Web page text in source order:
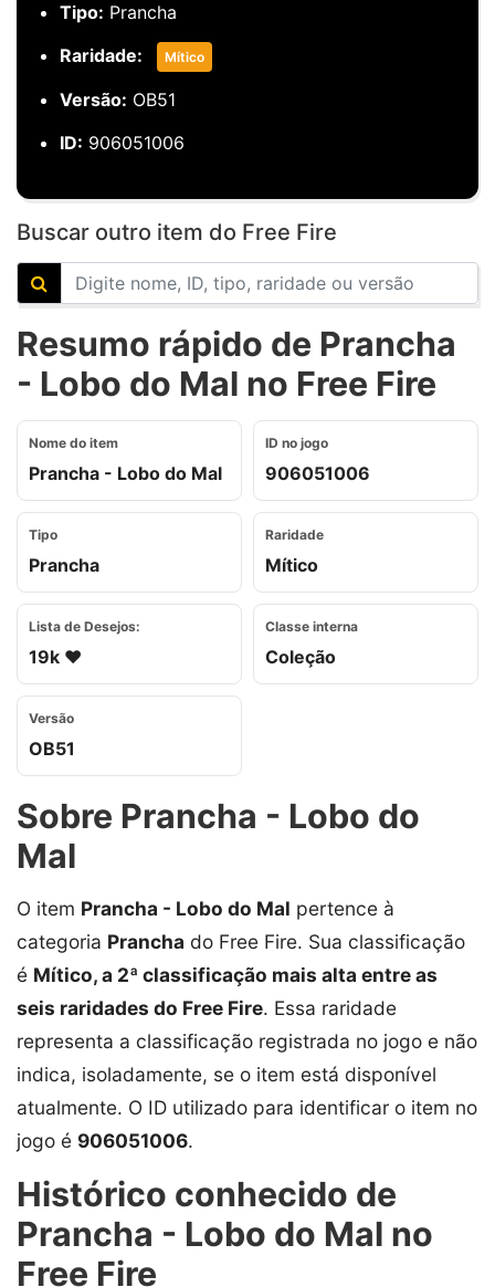
Tipo: Prancha
Raridade:
Mítico
Versão: OB51
ID: 906051006
Buscar outro item do Free Fire
Resumo rápido de Prancha
- Lobo do Mal no Free Fire
Nome do item
Prancha - Lobo do Mal
ID no jogo
906051006
Tipo
Prancha
Raridade
Mítico
Lista de Desejos:
19k ❤️
Classe interna
Coleção
Versão
OB51
Sobre Prancha - Lobo do
Mal
O item Prancha - Lobo do Mal pertence à
categoria Prancha do Free Fire. Sua classificação
é Mítico, a 2ª classificação mais alta entre as
seis raridades do Free Fire. Essa raridade
representa a classificação registrada no jogo e não
indica, isoladamente, se o item está disponível
atualmente. O ID utilizado para identificar o item no
jogo é 906051006.
Histórico conhecido de
Prancha - Lobo do Mal no
Free Fire